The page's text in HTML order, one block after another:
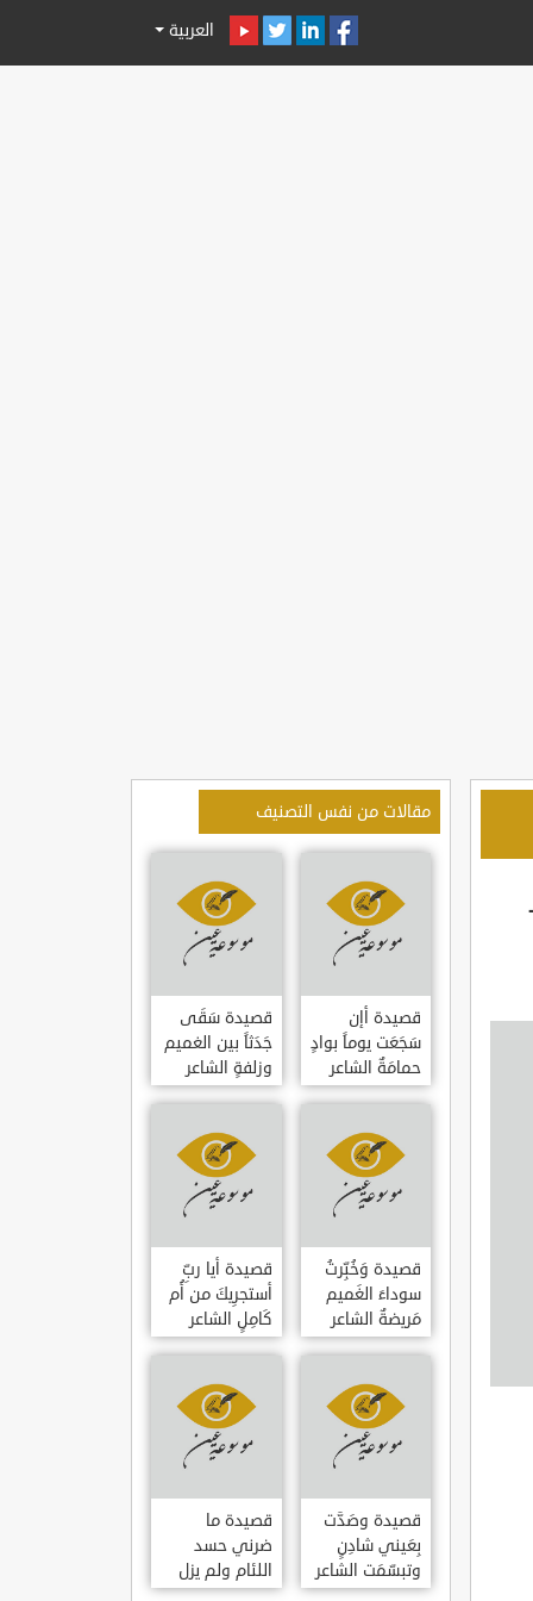
العربية
مقالات من نفس التصنيف
قصيدة أإن
سَجَعَت يوماً بوادٍ
حمامَةٌ الشاعر
العوام بن عقبة
قصيدة سَقَى
جَدَثاً بين الغميم
وزلفةٍ الشاعر
العوام بن عقبة
قصيدة وَخُبِّرتُ
سوداءَ الغَميم
مَريضةٌ الشاعر
العوام بن عقبة
قصيدة أيا ربِّ
أستجرِيكَ من أُم
كَامِلٍ الشاعر
العوام بن عقبة
قصيدة وصَدَّت
بِعَيني شادِنٍ
وتبسّمَت الشاعر
العوام بن عقبة
قصيدة ما
ضرني حسد
اللئام ولم يزل
الشاعر عمارة بن